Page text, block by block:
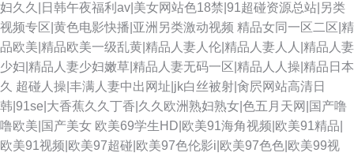
妇久久|日韩午夜福利av|美女网站色18禁|91超碰资源总站|另类
视频专区|黄色电影快播|亚洲另类激动视频 精品女同一区二区|精
品欧美|精品欧美一级乱黄|精品人妻人伦|精品人妻人人|精品人妻
少妇|精品人妻少妇嫩草|精品人妻无码一区|精品人人操|精品日本
久 超碰人操|丰满人妻中出网址|jk白丝被射|肏屄网站高清日
韩|91se|大香蕉久久丁香|久久欧洲熟妇熟女|色五月天网|国产噜
噜欧美|国产美女 欧美69学生HD|欧美91海角视频|欧美91精品|
欧美91视频|欧美97超碰|欧美97色伦影i|欧美97色色|欧美99视